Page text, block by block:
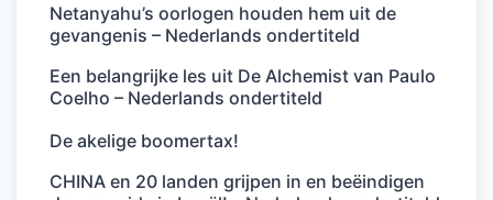
Netanyahu’s oorlogen houden hem uit de
gevangenis – Nederlands ondertiteld
Een belangrijke les uit De Alchemist van Paulo
Coelho – Nederlands ondertiteld
De akelige boomertax!
CHINA en 20 landen grijpen in en beëindigen